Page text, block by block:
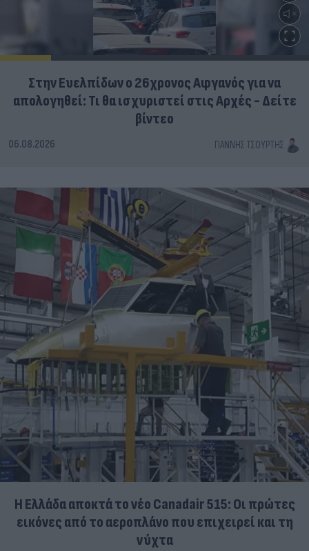
Στην Ευελπίδων ο 26χρονος Αφγανός για να
απολογηθεί: Τι θα ισχυριστεί στις Αρχές - Δείτε
βίντεο
06.08.2026 ΓΙΆΝΝΗΣ ΤΣΟΎΡΤΗΣ
Η Ελλάδα αποκτά το νέο Canadair 515: Οι πρώτες
εικόνες από το αεροπλάνο που επιχειρεί και τη
νύχτα